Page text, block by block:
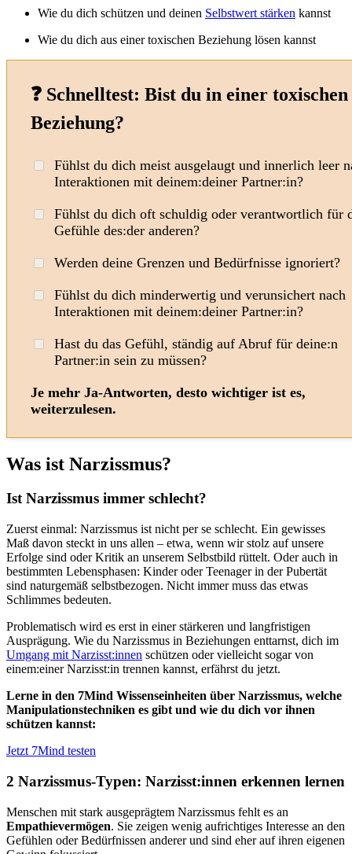
Wie du dich schützen und deinen Selbstwert stärken kannst
Wie du dich aus einer toxischen Beziehung lösen kannst
❓ Schnelltest: Bist du in einer toxischen
Beziehung?
Fühlst du dich meist ausgelaugt und innerlich leer
Interaktionen mit deinem:deiner Partner:in?
Fühlst du dich oft schuldig oder verantwortlich für
Gefühle des:der anderen?
Werden deine Grenzen und Bedürfnisse ignoriert?
Fühlst du dich minderwertig und verunsichert nach
Interaktionen mit deinem:deiner Partner:in?
Hast du das Gefühl, ständig auf Abruf für deine:n
Partner:in sein zu müssen?
Je mehr Ja-Antworten, desto wichtiger ist es,
weiterzulesen.
Was ist Narzissmus?
Ist Narzissmus immer schlecht?
Zuerst einmal: Narzissmus ist nicht per se schlecht. Ein gewisses
Maß davon steckt in uns allen – etwa, wenn wir stolz auf unsere
Erfolge sind oder Kritik an unserem Selbstbild rüttelt. Oder auch in
bestimmten Lebensphasen: Kinder oder Teenager in der Pubertät
sind naturgemäß selbstbezogen. Nicht immer muss das etwas
Schlimmes bedeuten.
Problematisch wird es erst in einer stärkeren und langfristigen
Ausprägung. Wie du Narzissmus in Beziehungen enttarnst, dich im
Umgang mit Narzisst:innen schützen oder vielleicht sogar von
einem:einer Narzisst:in trennen kannst, erfährst du jetzt.
Lerne in den 7Mind Wissenseinheiten über Narzissmus, welche
Manipulationstechniken es gibt und wie du dich vor ihnen
schützen kannst:
Jetzt 7Mind testen
2 Narzissmus-Typen: Narzisst:innen erkennen lernen
Menschen mit stark ausgeprägtem Narzissmus fehlt es an
Empathievermögen. Sie zeigen wenig aufrichtiges Interesse an den
Gefühlen oder Bedürfnissen anderer und sind eher auf ihren eigenen